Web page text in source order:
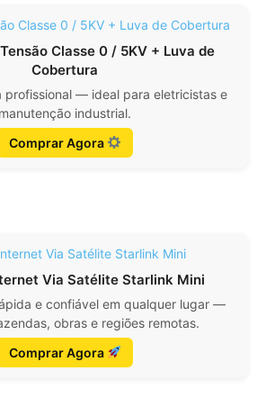
Classe 0 / 5KV + Luva de
Cobertura
profissional — ideal para eletricistas e
manutenção industrial.
Comprar Agora
Via Satélite Starlink Mini
e confiável em qualquer lugar —
obras e regiões remotas.
Comprar Agora